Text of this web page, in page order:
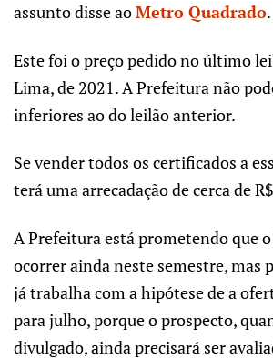
assunto disse aoMetro Quadrado.
Este foi o preço pedido no último
Lima, de 2021. A Prefeitura não
inferiores ao do leilão anterior.
Se vender todos os certificados a
terá uma arrecadação de cerca de
A Prefeitura está prometendo que
ocorrer ainda neste semestre, mas
já trabalha com a hipótese de a
para julho, porque o prospecto,
divulgado, ainda precisará ser